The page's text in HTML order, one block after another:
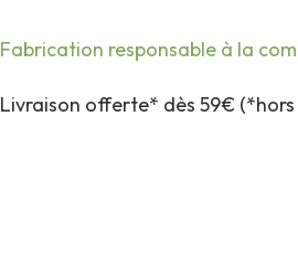
Fabrication responsable à la
Livraison offerte* dès 59€